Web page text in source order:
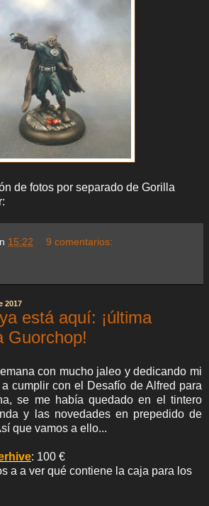
de fotos por separado de Gorilla
15:22 9 comentarios:
2017
está aquí: ¡última
Guorchop!
con mucho jaleo y dedicando mi
cumplir con el Desafío de Alfred para
se me había quedado en el tintero
y las novedades en prepedido de
que vamos a ello...
: 100 €
a a ver qué contiene la caja para los